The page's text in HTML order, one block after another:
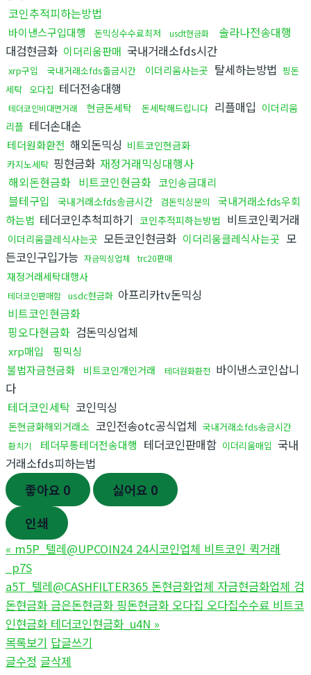
코인추적피하는방법
바이낸스구입대행 돈믹싱수수료최저 usdt현금화
솔라나전송대행
대검현금화 이더리움판매 국내거래소fds시간
xrp구입 국내거래소fds출금시간 이더리움사는곳 탈세하는방법 핑돈
세탁 오다집 테더전송대행
테더코인비대면거래 현금돈세탁 돈세탁해드립니다 리플매입 이더리움
리플 테더손대손
테더원화환전 해외돈믹싱 비트코인현금화
카지노세탁 핑현금화 재정거래믹싱대행사
해외돈현금화 비트코인현금화 코인송금대리
블테구입 국내거래소fds송금시간 검돈믹싱문의
국내거래소fds우회
하는법 테더코인추척피하기 코인추적피하는방법 비트코인퀵거래
이더리움클레식사는곳 모든코인현금화 이더리움클레식사는곳 모
든코인구입가능 자금믹싱업체 trc20판매
재정거래세탁대행사
테더코인판매함 usdc현금화 아프리카tv돈믹싱
비트코인현금화
핑오다현금화 검돈믹싱업체
xrp매입
핑믹싱
불법자금현금화
비트코인개인거래 테더원화환전 바이낸스코인삽니
다
테더코인세탁 코인믹싱
돈현금화해외거래소 코인전송otc공식업체 국내거래소fds송금시간
환치기 테더무통테더전송대행 테더코인판매함 이더리움매입 국내
거래소fds피하는법
좋아요 0 싫어요 0
인쇄
« m5P_텔레@UPCOIN24 24시코인업체 비트코인 퀵거래
_p7S
a5T_텔레@CASHFILTER365 돈현금화업체 자금현금화업체 검
돈현금화 금은돈현금화 핑돈현금화 오다집 오다집수수료 비트코
인현금화 테더코인현금화_u4N »
목록보기 답글쓰기
글수정 글삭제